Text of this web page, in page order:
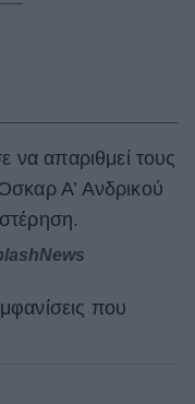
να απαριθμεί τους
Α’ Ανδρικού
που